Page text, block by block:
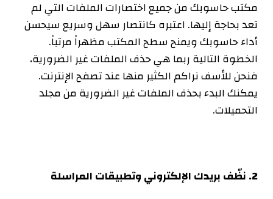
مكتب حاسوبك من جميع اختصارات الملفات التي لم
تعد بحاجة إليها. اعتبره كانتصار سهل وسريع سيحسن
أداء حاسوبك ويمنح سطح المكتب مظهراً مرتباً.
الخطوة التالية ربما هي حذف الملفات غير الضرورية،
فنحن للأسف نراكم الكثير منها عند تصفح الإنترنت.
يمكنك البدء بحذف الملفات غير الضرورية من مجلد
التحميلات.
2
.نظّف بريدك الإلكتروني وتطبيقات المراسلة